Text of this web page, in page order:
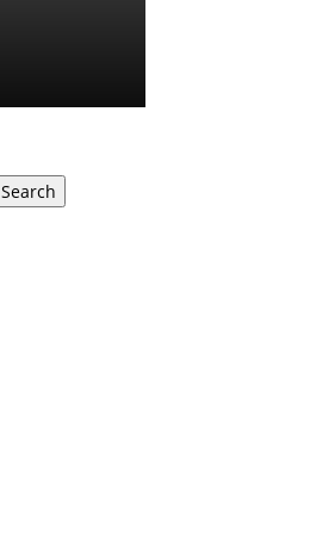
Search